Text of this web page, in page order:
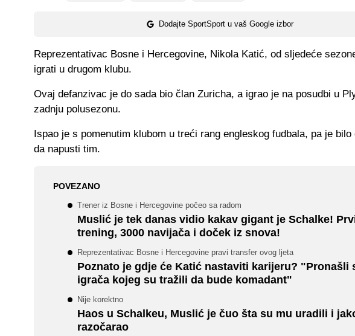
Dodajte SportSport u vaš Google izbor
Reprezentativac Bosne i Hercegovine, Nikola Katić, od sljedeće
igrati u drugom klubu.
Ovaj defanzivac je do sada bio član Zuricha, a igrao je na posudbi u
zadnju polusezonu.
Ispao je s pomenutim klubom u treći rang engleskog fudbala, pa je bilo
da napusti tim.
POVEZANO
Trener iz Bosne i Hercegovine počeo sa radom
Muslić je tek danas vidio kakav gigant je Schalke!
trening, 3000 navijača i doček iz snova!
Reprezentativac Bosne i Hercegovine pravi transfer ovog ljeta
Poznato je gdje će Katić nastaviti karijeru? "Pronašli
igrača kojeg su tražili da bude komadant"
Nije korektno
Haos u Schalkeu, Muslić je čuo šta su mu uradili i
razočarao